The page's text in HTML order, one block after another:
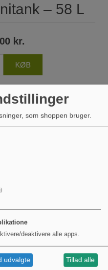
– 58 L
kr.
som shoppen bruger.
deaktivere alle apps.
udvalgte Tillad alle